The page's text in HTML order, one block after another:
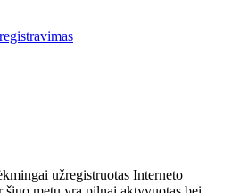
užregistruotas Interneto